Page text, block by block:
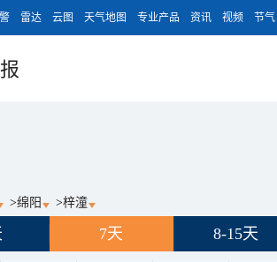
雷达 云图 天气地图 专业产品 资讯 视频 节气
>绵阳 >梓潼
7天 8-15天